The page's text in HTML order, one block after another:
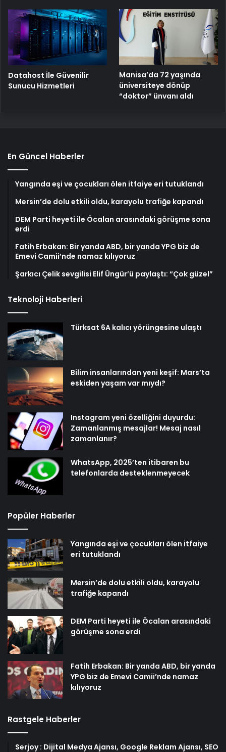
Datahost İle Güvenilir
Sunucu Hizmetleri
Manisa’da 72 yaşında
üniversiteye dönüp
“doktor” ünvanı aldı
En Güncel Haberler
Yangında eşi ve çocukları ölen itfaiye eri tutuklandı
Mersin’de dolu etkili oldu, karayolu trafiğe kapandı
DEM Parti heyeti ile Öcalan arasındaki görüşme sona
erdi
Fatih Erbakan: Bir yanda ABD, bir yanda YPG biz de
Emevi Camii’nde namaz kılıyoruz
Şarkıcı Çelik sevgilisi Elif Üngür’ü paylaştı: “Çok güzel”
Teknoloji Haberleri
Türksat 6A kalıcı yörüngesine ulaştı
Bilim insanlarından yeni keşif: Mars’ta
eskiden yaşam var mıydı?
Instagram yeni özelliğini duyurdu:
Zamanlanmış mesajlar! Mesaj nasıl
zamanlanır?
WhatsApp, 2025’ten itibaren bu
telefonlarda desteklenmeyecek
Popüler Haberler
Yangında eşi ve çocukları ölen itfaiye
eri tutuklandı
Mersin’de dolu etkili oldu, karayolu
trafiğe kapandı
DEM Parti heyeti ile Öcalan arasındaki
görüşme sona erdi
Fatih Erbakan: Bir yanda ABD, bir yanda
YPG biz de Emevi Camii’nde namaz
kılıyoruz
Rastgele Haberler
Serjoy : Dijital Medya Ajansı, Google Reklam Ajansı, SEO